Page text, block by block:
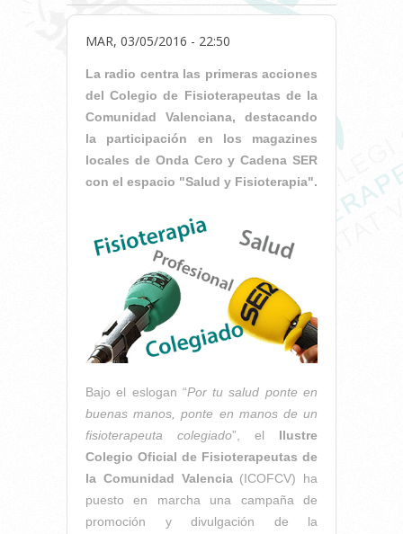
MAR, 03/05/2016 - 22:50
La radio centra las primeras acciones
del Colegio de Fisioterapeutas de la
Comunidad Valenciana, destacando
la participación en los magazines
locales de Onda Cero y Cadena SER
con el espacio "Salud y Fisioterapia".
Bajo el eslogan “Por tu salud ponte en
buenas manos, ponte en manos de un
fisioterapeuta colegiado”, el Ilustre
Colegio Oficial de Fisioterapeutas de
la Comunidad Valencia(ICOFCV) ha
puesto en marcha una campaña de
promoción y divulgación de la